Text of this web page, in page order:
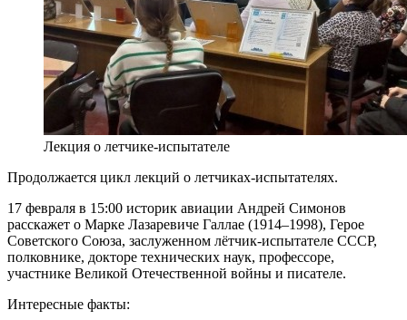
Лекция о летчике-испытателе
Продолжается цикл лекций о летчиках-испытателях.
17 февраля в 15:00 историк авиации Андрей Симонов
расскажет о Марке Лазаревиче Галлае (1914–1998), Герое
Советского Союза, заслуженном лётчик-испытателе СССР,
полковнике, докторе технических наук, профессоре,
участнике Великой Отечественной войны и писателе.
Интересные факты: